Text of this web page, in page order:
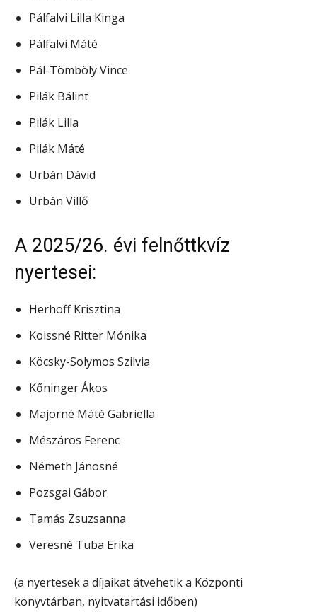
Pálfalvi Lilla Kinga
Pálfalvi Máté
Pál-Tömböly Vince
Pilák Bálint
Pilák Lilla
Pilák Máté
Urbán Dávid
Urbán Villő
A 2025/26. évi felnőttkvíz
nyertesei:
Herhoff Krisztina
Koissné Ritter Mónika
Köcsky-Solymos Szilvia
Kőninger Ákos
Majorné Máté Gabriella
Mészáros Ferenc
Németh Jánosné
Pozsgai Gábor
Tamás Zsuzsanna
Veresné Tuba Erika
(a nyertesek a díjaikat átvehetik a Központi
könyvtárban, nyitvatartási időben)